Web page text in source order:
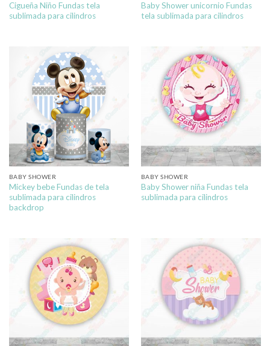
Cigueña Niño Fundas tela
sublimada para cilindros
Baby Shower unicornio Fundas
tela sublimada para cilindros
BABY SHOWER
Mickey bebe Fundas de tela
sublimada para cilindros
backdrop
BABY SHOWER
Baby Shower niña Fundas tela
sublimada para cilindros